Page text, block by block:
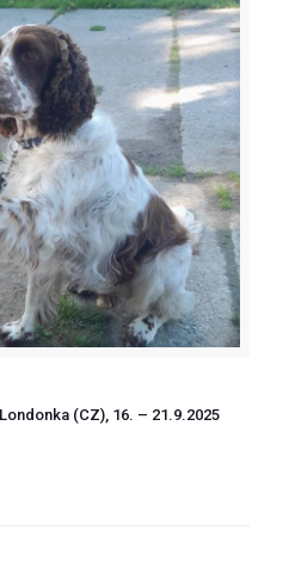
(CZ), 16. – 21.9.2025